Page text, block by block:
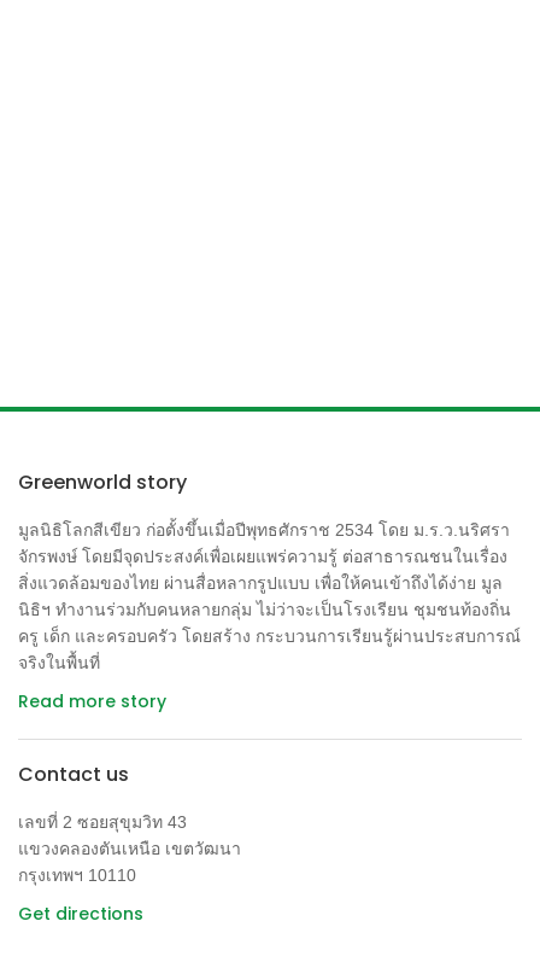
Greenworld story
มูลนิธิโลกสีเขียว ก่อตั้งขึ้นเมื่อปีพุทธศักราช 2534 โดย ม.ร.ว.นริศรา
จักรพงษ์ โดยมีจุดประสงค์เพื่อเผยแพร่ความรู้ ต่อสาธารณชนในเรื่อง
สิ่งแวดล้อมของไทย ผ่านสื่อหลากรูปแบบ เพื่อให้คนเข้าถึงได้ง่าย มูล
นิธิฯ ทำงานร่วมกับคนหลายกลุ่ม ไม่ว่าจะเป็นโรงเรียน ชุมชนท้องถิ่น
ครู เด็ก และครอบครัว โดยสร้าง กระบวนการเรียนรู้ผ่านประสบการณ์
จริงในพื้นที่
Read more story
Contact us
เลขที่ 2 ซอยสุขุมวิท 43
แขวงคลองตันเหนือ เขตวัฒนา
กรุงเทพฯ 10110
Get directions